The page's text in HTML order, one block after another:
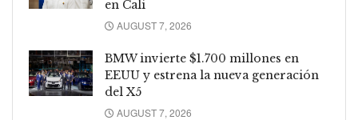
en Cali
AUGUST 7, 2026
BMW invierte $1.700 millones en
EEUU y estrena la nueva generación
del X5
AUGUST 7, 2026